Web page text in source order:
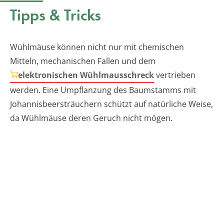
Tipps & Tricks
Wühlmäuse können nicht nur mit chemischen
Mitteln, mechanischen Fallen und dem
elektronischen Wühlmausschreckvertrieben
werden. Eine Umpflanzung des Baumstamms mit
Johannisbeersträuchern schützt auf natürliche Weise,
da Wühlmäuse deren Geruch nicht mögen.